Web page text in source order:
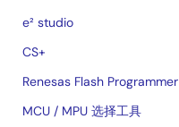
e² studio
CS+
Renesas Flash Programmer
MCU / MPU 选择工具